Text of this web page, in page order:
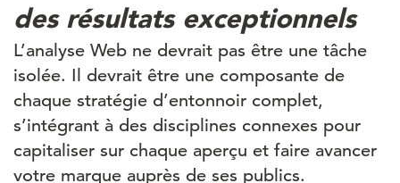
des résultats exceptionnels
L’analyse Web ne devrait pas être une tâche
isolée. Il devrait être une composante de
chaque stratégie d’entonnoir complet,
s’intégrant à des disciplines connexes pour
capitaliser sur chaque aperçu et faire avancer
votre marque auprès de ses publics.